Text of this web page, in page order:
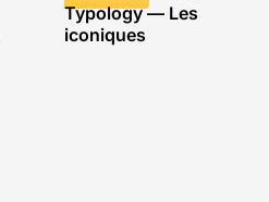
Typology — Les
iconiques